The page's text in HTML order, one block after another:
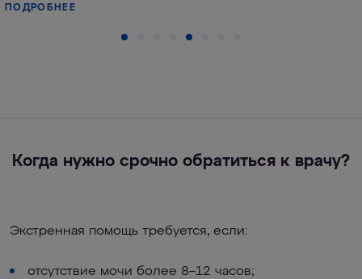
ПОДРОБНЕЕ
Когда нужно срочно обратиться к врачу?
Экстренная помощь требуется, если:
отсутствие мочи более 8–12 часов;